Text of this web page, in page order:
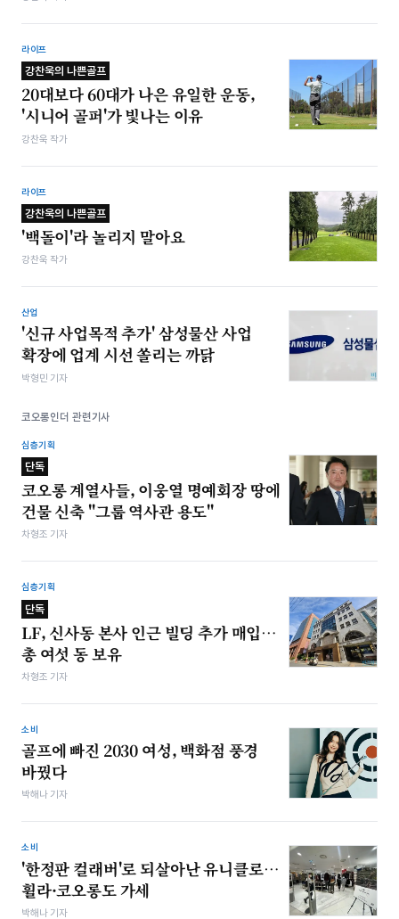
라이프
강찬욱의 나쁜골프
20대보다 60대가 나은 유일한 운동,
'시니어 골퍼'가 빛나는 이유
강찬욱 작가
라이프
강찬욱의 나쁜골프
'백돌이'라 놀리지 말아요
강찬욱 작가
산업
'신규 사업목적 추가' 삼성물산 사업
확장에 업계 시선 쏠리는 까닭
박형민 기자
코오롱인더 관련기사
심층기획
단독
코오롱 계열사들, 이웅열 명예회장 땅에
건물 신축 "그룹 역사관 용도"
차형조 기자
심층기획
단독
LF, 신사동 본사 인근 빌딩 추가 매입…
총 여섯 동 보유
차형조 기자
소비
골프에 빠진 2030 여성, 백화점 풍경
바꿨다
박해나 기자
소비
'한정판 컬래버'로 되살아난 유니클로…
휠라·코오롱도 가세
박해나 기자